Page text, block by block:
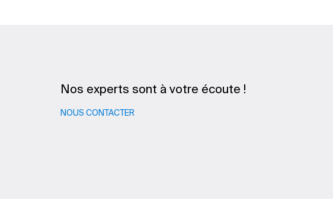
Nos experts sont à votre écoute !
NOUS CONTACTER